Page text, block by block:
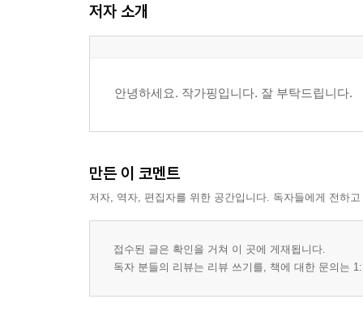
두 남자
새옹지마
후회 없는 선택
특이점은 온다
지옥견의 아가리
저자 소개
안녕하세요. 작가핑입니다. 잘 부탁드립니다.
만든 이 코멘트
저자, 역자, 편집자를 위한 공간입니다. 독자들에게 전하
접수된 글은 확인을 거쳐 이 곳에 게재됩니다.
독자 분들의 리뷰는 리뷰 쓰기를, 책에 대한 문의는